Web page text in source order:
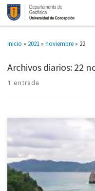
Inicio » 2021 » noviembre » 22
Archivos diarios:22
1 entrada
Se realizará del 10 al 21 de
masividad alcanzada en